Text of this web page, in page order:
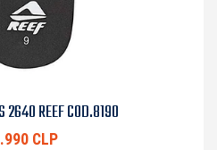
2640 REEF COD.8190
CLP